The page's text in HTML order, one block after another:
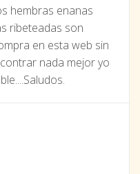
hembras enanas
ribeteadas son
en esta web sin
nada mejor yo